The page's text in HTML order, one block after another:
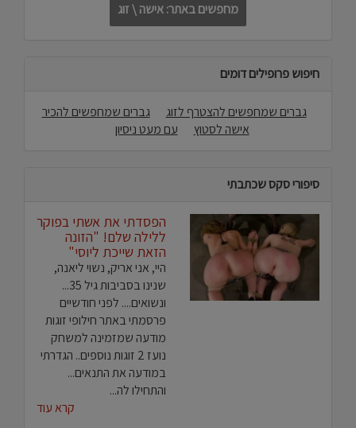
מחפשים באתר: אישה \ זוג
חיפוש פרופילים דומים
גברים שמחפשים להצטרף לזוג
גברים שמחפשים להכיר
אישה לסטוץ
עם מעט ניסיון
סיפורי סקס שכתבתי
הפסדתי את אשתי בפוקר
ללילה שלם! "הזונה
הזאת שייכת ליוסי"
היי, אני אריק, נשוי ליאנה,
שנינו בסביבות גיל 35...
ונשואים.... לפני חודשיים
פרסמתי באתר חילופי זוגות
מודעה שמזמינה למשחק
נועז 2 זוגות נוספים.. הגדרתי
במודעה את התנאים...
והתחילו לה...
קרא עוד